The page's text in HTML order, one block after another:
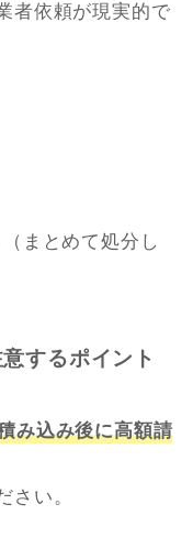
者依頼が現実的で
まとめて処分し
するポイント
み込み後に高額請
さい。